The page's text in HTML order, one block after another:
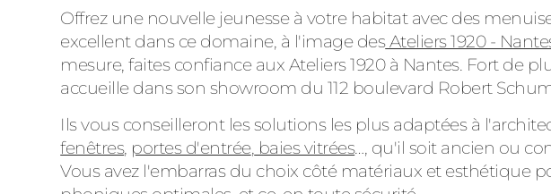
Offrez une nouvelle jeunesse à votre habitat avec des
excellent dans ce domaine, à l'image desAteliers 1920 -
mesure, faites confiance aux Ateliers 1920 à Nantes. Fort de
accueille dans son showroom du 112 boulevard Robert
Ils vous conseilleront les solutions les plus adaptées à
fenêtres, portes d'entrée, baies vitrées…, qu'il soit ancien ou
Vous avez l'embarras du choix côté matériaux et esthétique